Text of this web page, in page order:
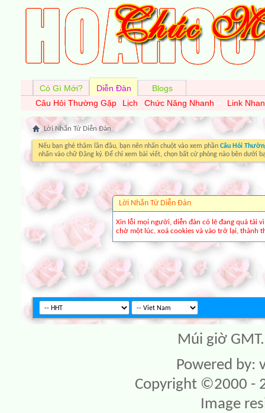
Có Gì Mới?
Diễn Đàn
Câu Hỏi Thường Gặp
Lịch Chức Năng Nhanh Link
Blogs
Lời Nhắn Từ Diễn Ðàn
Nếu bạn ghé thăm lần đầu, bạn nên nhấn chuột vào xem phần Câu Hỏi
nhấn vào chữ Đăng ký. Để chỉ xem bài viết, chọn bất cứ phòng nào bên dưới
Lời Nhắn Từ Diễn Ðàn
Xin lỗi mọi người, diễn đàn có lẽ đang quá tải
chờ một lúc, xoá cookies và vào trở lại, thành
Múi giờ
Powered by:
Copyright ©2000 -
Image